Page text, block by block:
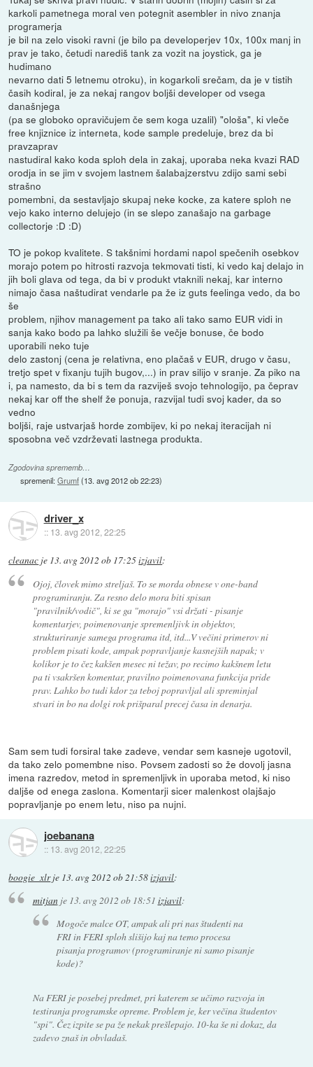
karkoli pametnega moral ven potegnit asembler in nivo znanja
programerja
je bil na zelo visoki ravni (je bilo pa developerjev 10x, 100x manj in
prav je tako, četudi narediš tank za vozit na joystick, ga je
hudimano
nevarno dati 5 letnemu otroku), in kogarkoli srečam, da je v tistih
časih kodiral, je za nekaj rangov boljši developer od vsega
današnjega
(pa se globoko opravičujem če sem koga uzalil) "ološa", ki vleče
free knjiznice iz interneta, kode sample predeluje, brez da bi
pravzaprav
nastudiral kako koda sploh dela in zakaj, uporaba neka kvazi RAD
orodja in se jim v svojem lastnem šalabajzerstvu zdijo sami sebi
strašno
pomembni, da sestavljajo skupaj neke kocke, za katere sploh ne
vejo kako interno delujejo (in se slepo zanašajo na garbage
collectorje :D :D)
TO je pokop kvalitete. S takšnimi hordami napol spečenih osebkov
morajo potem po hitrosti razvoja tekmovati tisti, ki vedo kaj delajo in
jih boli glava od tega, da bi v produkt vtaknili nekaj, kar interno
nimajo časa naštudirat vendarle pa že iz guts feelinga vedo, da bo
še
problem, njihov management pa tako ali tako samo EUR vidi in
sanja kako bodo pa lahko služili še večje bonuse, če bodo
uporabili neko tuje
delo zastonj (cena je relativna, eno plačaš v EUR, drugo v času,
tretjo spet v fixanju tujih bugov,...) in prav silijo v sranje. Za piko na
i, pa namesto, da bi s tem da razviješ svojo tehnologijo, pa čeprav
nekaj kar off the shelf že ponuja, razvijal tudi svoj kader, da so
vedno
boljši, raje ustvarjaš horde zombijev, ki po nekaj iteracijah ni
sposobna več vzdrževati lastnega produkta.
Zgodovina sprememb…
spremenil:Grumf(13. avg 2012 ob 22:23)
driver_x
:: 13. avg 2012, 22:25
cleanac je 13. avg 2012 ob 17:25izjavil:
Ojoj, človek mimo streljaš. To se morda obnese v one-band
programiranju. Za resno delo mora biti spisan
"pravilnik/vodič", ki se ga "morajo" vsi držati - pisanje
komentarjev, poimenovanje spremenljivk in objektov,
strukturiranje samega programa itd, itd...V večini primerov ni
problem pisati kode, ampak popravljanje kasnejših napak; v
kolikor je to čez kakšen mesec ni težav, po recimo kakšnem letu
pa ti vsakršen komentar, pravilno poimenovana funkcija pride
prav. Lahko bo tudi kdor za teboj popravljal ali spreminjal
stvari in bo na dolgi rok prišparal precej časa in denarja.
Sam sem tudi forsiral take zadeve, vendar sem kasneje ugotovil,
da tako zelo pomembne niso. Povsem zadosti so že dovolj jasna
imena razredov, metod in spremenljivk in uporaba metod, ki niso
daljše od enega zaslona. Komentarji sicer malenkost olajšajo
popravljanje po enem letu, niso pa nujni.
joebanana
:: 13. avg 2012, 22:25
boogie_xlrje 13. avg 2012 ob 21:58izjavil:
mitjanje 13. avg 2012 ob 18:51 izjavil:
Mogoče malce OT, ampak ali pri nas študenti na
FRI in FERI sploh slišijo kaj na temo procesa
pisanja programov (programiranje ni samo pisanje
kode)?
Na FERI je posebej predmet, pri katerem se učimo razvoja in
testiranja programske opreme. Problem je, ker večina študentov
"spi". Čez izpite se pa že nekak prešlepajo. 10-ka še ni dokaz, da
zadevo znaš in obvladaš.